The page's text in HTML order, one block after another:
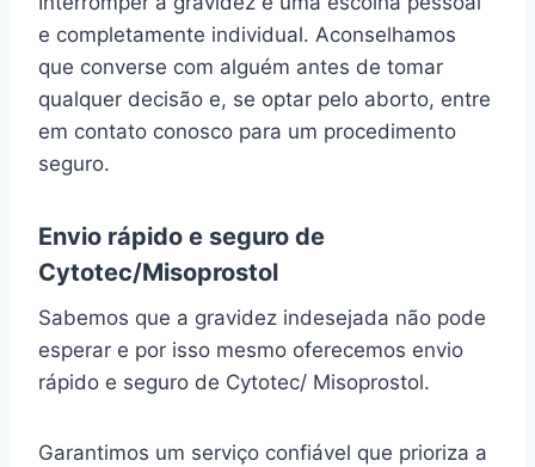
e completamente individual. Aconselhamos
que converse com alguém antes de tomar
qualquer decisão e, se optar pelo aborto, entre
em contato conosco para um procedimento
seguro.
Envio rápido e seguro de
Cytotec/Misoprostol
Sabemos que a gravidez indesejada não pode
esperar e por isso mesmo oferecemos envio
rápido e seguro de Cytotec/ Misoprostol.
Garantimos um serviço confiável que prioriza a